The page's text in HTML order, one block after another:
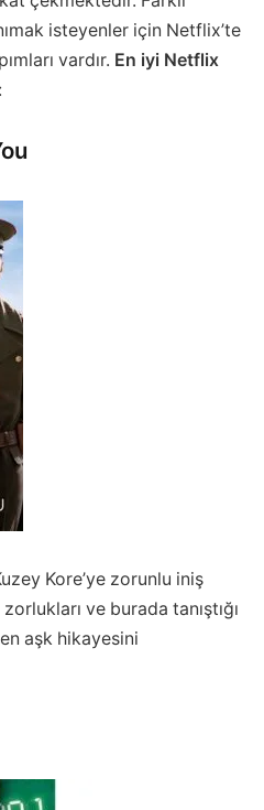
isteyenler için Netflix’te
vardır. En iyi Netflix
Kore’ye zorunlu iniş
ve burada tanıştığı
aşk hikayesini